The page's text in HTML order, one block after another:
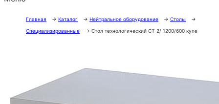
Главная → Каталог → Нейтральное оборудование → Столы
→
Специализированные
→ Стол технологический СТ-2/ 1200/600 купе